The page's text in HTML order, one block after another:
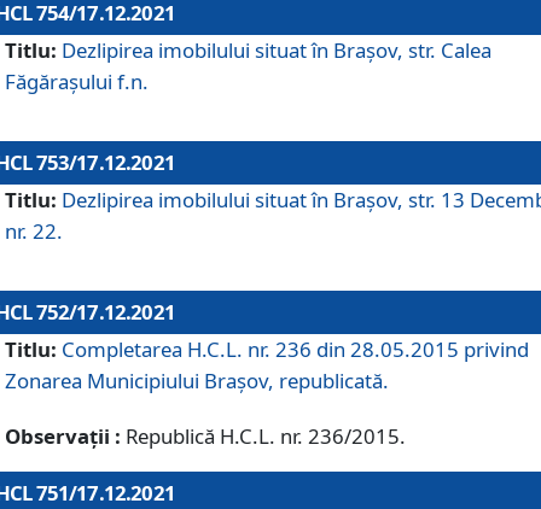
754/17.12.2021
Titlu: Dezlipirea imobilului situat în Brașov, str. Calea
Făgărașului f.n.
753/17.12.2021
Titlu: Dezlipirea imobilului situat în Brașov, str. 13
nr. 22.
752/17.12.2021
Titlu: Completarea H.C.L. nr. 236 din 28.05.2015 privind
Zonarea Municipiului Braşov, republicată.
Observații : Republică H.C.L. nr. 236/2015.
751/17.12.2021